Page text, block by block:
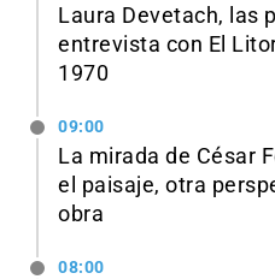
Laura Devetach, las
entrevista con El
1970
09:00
La mirada de César
el paisaje, otra
obra
08:00